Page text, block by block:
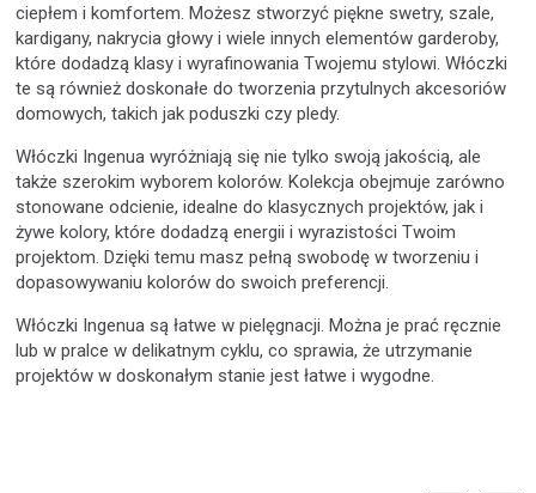
ciepłem i komfortem. Możesz stworzyć piękne swetry, szale,
kardigany, nakrycia głowy i wiele innych elementów garderoby,
które dodadzą klasy i wyrafinowania Twojemu stylowi. Włóczki
te są również doskonałe do tworzenia przytulnych akcesoriów
domowych, takich jak poduszki czy pledy.
Włóczki Ingenua wyróżniają się nie tylko swoją jakością, ale
także szerokim wyborem kolorów. Kolekcja obejmuje zarówno
stonowane odcienie, idealne do klasycznych projektów, jak i
żywe kolory, które dodadzą energii i wyrazistości Twoim
projektom. Dzięki temu masz pełną swobodę w tworzeniu i
dopasowywaniu kolorów do swoich preferencji.
Włóczki Ingenua są łatwe w pielęgnacji. Można je prać ręcznie
lub w pralce w delikatnym cyklu, co sprawia, że utrzymanie
projektów w doskonałym stanie jest łatwe i wygodne.